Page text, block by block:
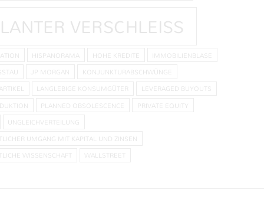
VERSCHLEISS
HISPANORAMA HOHE KREDITE
IMMOBILIENBLASE
JP MORGAN
KONJUNKTURABSCHWÜNGE
LANGLEBIGE KONSUMGÜTER
LEVERAGED BUYOUTS
PLANNED OBSOLESCENCE
PRIVATE EQUITY
UNGLEICHVERTEILUNG
UMGANG MIT KAPITAL UND ZINSEN
WISSENSCHAFT
WALLSTREET